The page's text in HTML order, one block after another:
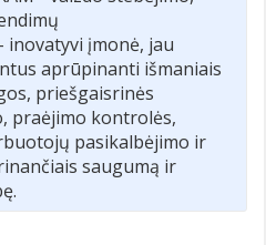
inovatyvi įmonė, jau
aprūpinanti išmaniais
priešgaisrinės
praėjimo kontrolės,
pasikalbėjimo ir
saugumą ir